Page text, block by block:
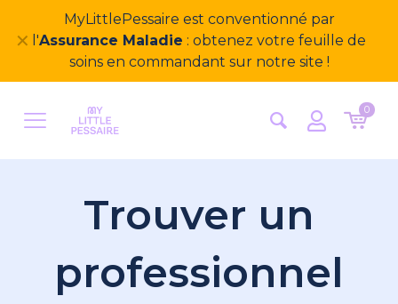
MyLittlePessaire est conventionné par
l'Assurance Maladie : obtenez votre feuille de
soins en commandant sur notre site !
✕
0
Trouver un
professionnel